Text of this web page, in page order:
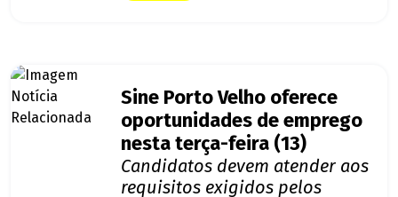
Sine Porto Velho oferece
oportunidades de emprego
nesta terça-feira (13)
Candidatos devem atender aos
requisitos exigidos pelos